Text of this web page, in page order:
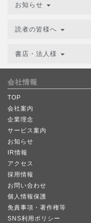
お知らせ
読者の皆様へ
書店・法人様
会社情報
TOP
会社案内
企業理念
サービス案内
お知らせ
IR情報
アクセス
採用情報
お問い合わせ
個人情報保護
免責事項・著作権等
SNS利用ポリシー